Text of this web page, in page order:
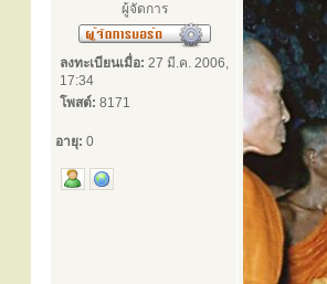
ผู้จัดการ
ลงทะเบียนเมื่อ: 27 มี.ค. 2006,
17:34
โพสต์: 8171
อายุ: 0